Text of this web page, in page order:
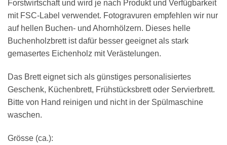
Forstwirtschaft und wird je nach Produkt und Verfügbarkeit
mit FSC-Label verwendet. Fotogravuren empfehlen wir nur
auf hellen Buchen- und Ahornhölzern. Dieses helle
Buchenholzbrett ist dafür besser geeignet als stark
gemasertes Eichenholz mit Verästelungen.
Das Brett eignet sich als günstiges personalisiertes
Geschenk, Küchenbrett, Frühstücksbrett oder Servierbrett.
Bitte von Hand reinigen und nicht in der Spülmaschine
waschen.
Grösse (ca.):